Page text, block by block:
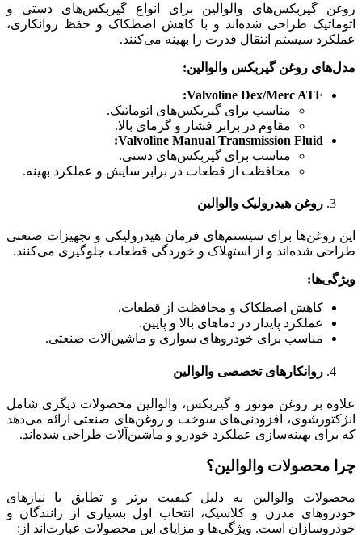
روغن گیربکس‌های والوالین برای انواع گیربکس‌های دستی و
اتوماتیک طراحی شده‌اند و با کاهش اصطکاک و حفظ روانکاری،
عملکرد سیستم انتقال قدرت را بهینه می‌کنند.
مدل‌های روغن گیربکس والوالین:
Valvoline Dex/Merc ATF:
مناسب برای گیربکس‌های اتوماتیک.
مقاوم در برابر فشار و گرمای بالا.
Valvoline Manual Transmission Fluid:
مناسب برای گیربکس‌های دستی.
محافظت از قطعات در برابر سایش و عملکرد بهینه.
روغن هیدرولیک والوالین
این روغن‌ها برای سیستم‌های فرمان هیدرولیکی و تجهیزات صنعتی
طراحی شده‌اند و از استهلاک و خوردگی قطعات جلوگیری می‌کنند.
ویژگی‌ها:
کاهش اصطکاک و محافظت از قطعات.
عملکرد پایدار در دماهای بالا و پایین.
مناسب برای خودروهای سواری و ماشین‌آلات صنعتی.
روانکارهای تخصصی والوالین
علاوه بر روغن موتور و گیربکس، والوالین محصولات دیگری شامل
انژکتورشوی، افزودنی‌های سوخت و روغن‌های صنعتی ارائه می‌دهد
که برای بهینه‌سازی عملکرد خودرو و ماشین‌آلات طراحی شده‌اند.
چرا محصولات والوالین؟
محصولات والوالین به دلیل کیفیت برتر و تطابق با نیازهای
خودروهای مدرن و کلاسیک، انتخاب اول بسیاری از رانندگان و
خودروسازان است. ویژگی‌ها و مزایای این محصولات عبارت‌اند از: